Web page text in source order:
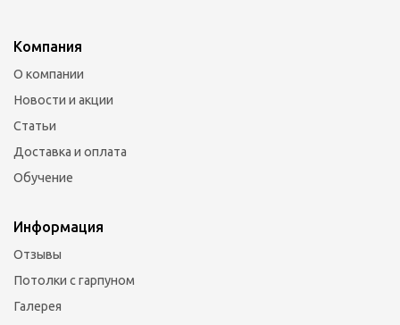
Компания
О компании
Новости и акции
Статьи
Доставка и оплата
Обучение
Информация
Отзывы
Потолки с гарпуном
Галерея